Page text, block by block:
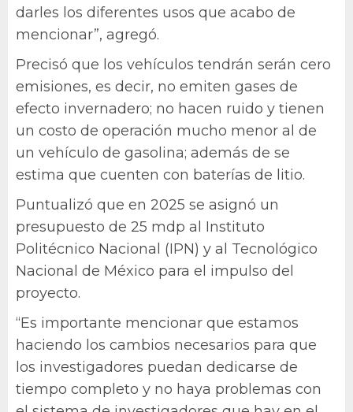
darles los diferentes usos que acabo de
mencionar”, agregó.
Precisó que los vehículos tendrán serán cero
emisiones, es decir, no emiten gases de
efecto invernadero; no hacen ruido y tienen
un costo de operación mucho menor al de
un vehículo de gasolina; además de se
estima que cuenten con baterías de litio.
Puntualizó que en 2025 se asignó un
presupuesto de 25 mdp al Instituto
Politécnico Nacional (IPN) y al Tecnológico
Nacional de México para el impulso del
proyecto.
“Es importante mencionar que estamos
haciendo los cambios necesarios para que
los investigadores puedan dedicarse de
tiempo completo y no haya problemas con